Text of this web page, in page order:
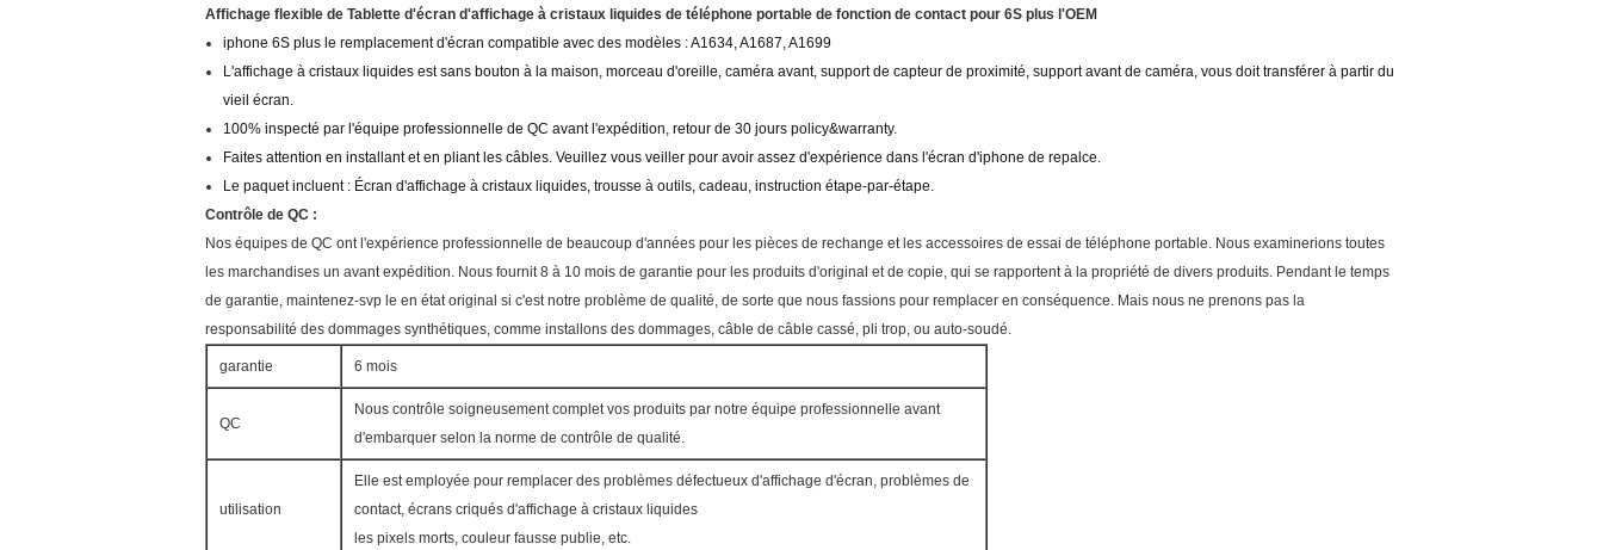
Affichage flexible de Tablette d'écran d'affichage à cristaux liquides de téléphone portable de fonction de contact pour 6S plus l'OEM
iphone 6S plus le remplacement d'écran compatible avec des modèles : A1634, A1687, A1699
L'affichage à cristaux liquides est sans bouton à la maison, morceau d'oreille, caméra avant, support de capteur de proximité, support avant de caméra, vous doit transférer à partir du
vieil écran.
100% inspecté par l'équipe professionnelle de QC avant l'expédition, retour de 30 jours policy&warranty.
Faites attention en installant et en pliant les câbles. Veuillez vous veiller pour avoir assez d'expérience dans l'écran d'iphone de repalce.
Le paquet incluent : Écran d'affichage à cristaux liquides, trousse à outils, cadeau, instruction étape-par-étape.
Contrôle de QC :
Nos équipes de QC ont l'expérience professionnelle de beaucoup d'années pour les pièces de rechange et les accessoires de essai de téléphone portable. Nous examinerions toutes
les marchandises un avant expédition. Nous fournit 8 à 10 mois de garantie pour les produits d'original et de copie, qui se rapportent à la propriété de divers produits. Pendant le temps
de garantie, maintenez-svp le en état original si c'est notre problème de qualité, de sorte que nous fassions pour remplacer en conséquence. Mais nous ne prenons pas la
responsabilité des dommages synthétiques, comme installons des dommages, câble de câble cassé, pli trop, ou auto-soudé.
garantie 6 mois
QC
Nous contrôle soigneusement complet vos produits par notre équipe professionnelle avant
d'embarquer selon la norme de contrôle de qualité.
utilisation
Elle est employée pour remplacer des problèmes défectueux d'affichage d'écran, problèmes de
contact, écrans criqués d'affichage à cristaux liquides
les pixels morts, couleur fausse publie, etc.